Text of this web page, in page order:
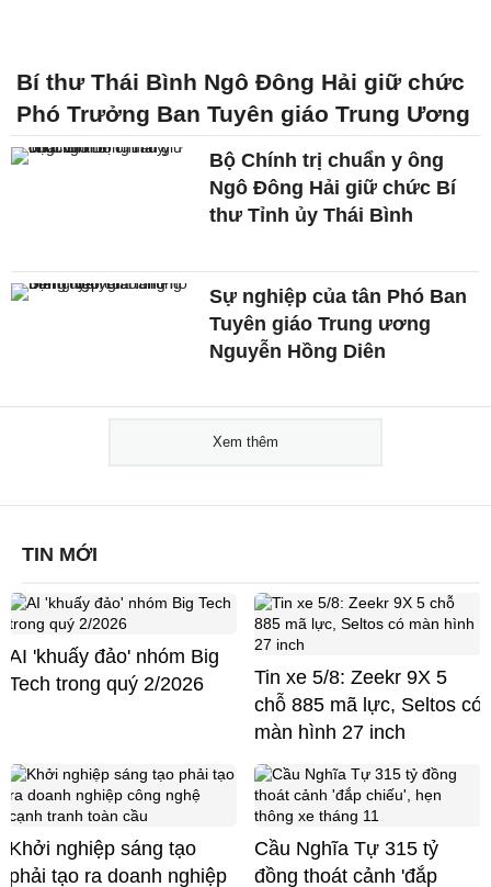
Bí thư Thái Bình Ngô Đông Hải giữ chức
Phó Trưởng Ban Tuyên giáo Trung Ương
Bộ Chính trị chuẩn y ông
Ngô Đông Hải giữ chức Bí
thư Tỉnh ủy Thái Bình
Sự nghiệp của tân Phó Ban
Tuyên giáo Trung ương
Nguyễn Hồng Diên
Xem thêm
TIN MỚI
AI 'khuấy đảo' nhóm Big
Tech trong quý 2/2026
Tin xe 5/8: Zeekr 9X 5
chỗ 885 mã lực, Seltos có
màn hình 27 inch
Khởi nghiệp sáng tạo
phải tạo ra doanh nghiệp
Cầu Nghĩa Tự 315 tỷ
đồng thoát cảnh 'đắp